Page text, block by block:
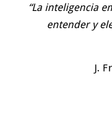
“La inteligencia
entender y
J.